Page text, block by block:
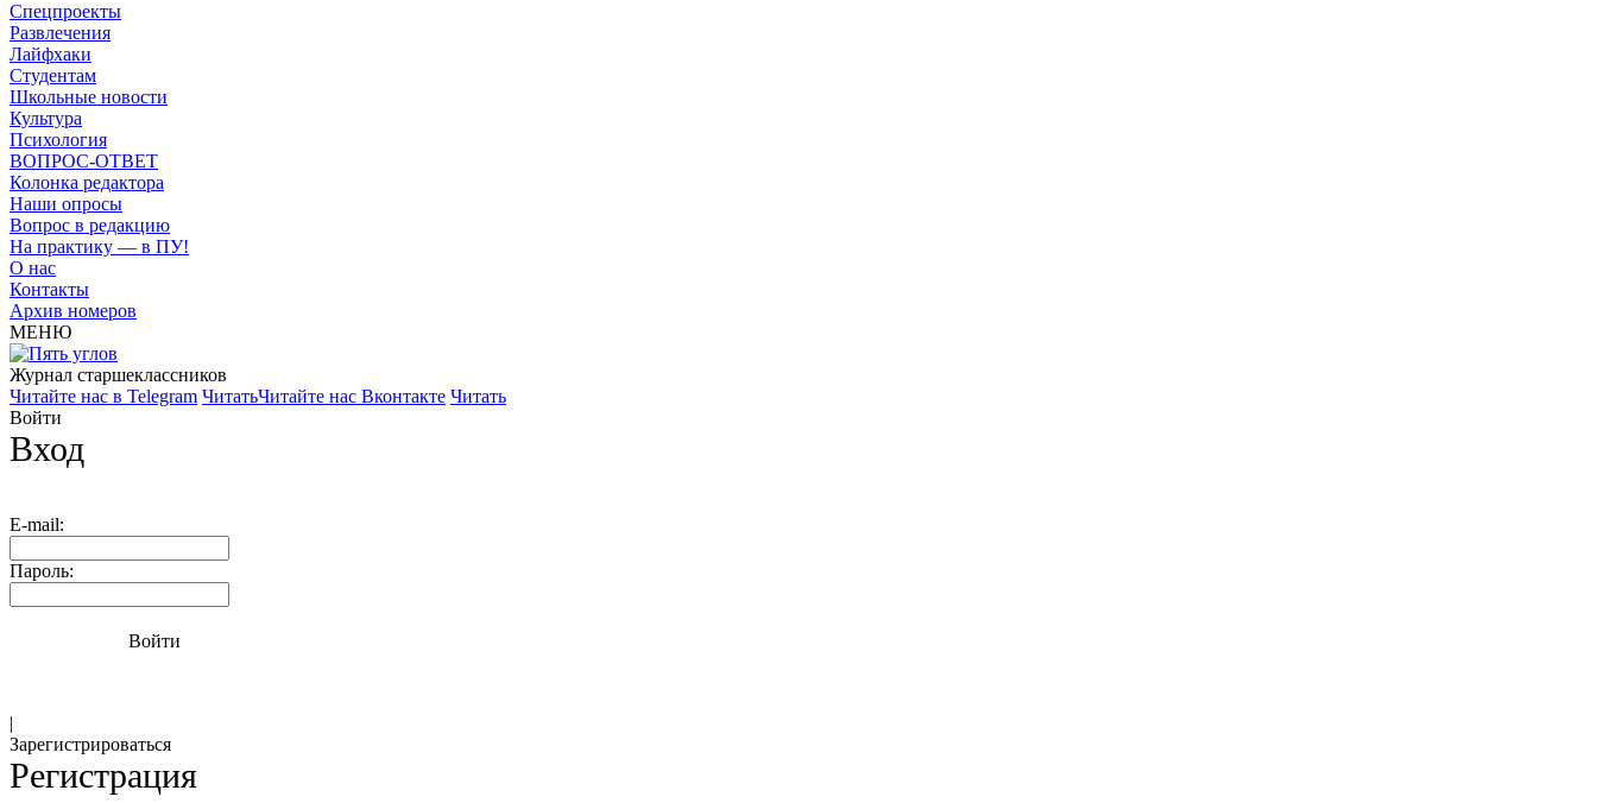
Спецпроекты
Развлечения
Лайфхаки
Студентам
Школьные новости
Культура
Психология
ВОПРОС-ОТВЕТ
Колонка редактора
Наши опросы
Вопрос в редакцию
На практику — в ПУ!
О нас
Контакты
Архив номеров
МЕНЮ
Журнал старшекласcников
Читайте нас в Telegram ЧитатьЧитайте нас Вконтакте Читать
Войти
Вход
E-mail:
Пароль:
Войти
|
Зарегистрироваться
Регистрация